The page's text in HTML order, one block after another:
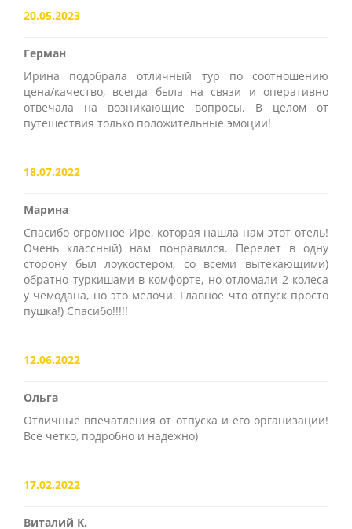
20.05.2023
Герман
Ирина подобрала отличный тур по соотношению
цена/качество, всегда была на связи и оперативно
отвечала на возникающие вопросы. В целом от
путешествия только положительные эмоции!
18.07.2022
Марина
Спасибо огромное Ире, которая нашла нам этот отель!
Очень классный) нам понравился. Перелет в одну
сторону был лоукостером, со всеми вытекающими)
обратно туркишами-в комфорте, но отломали 2 колеса
у чемодана, но это мелочи. Главное что отпуск просто
пушка!) Спасибо!!!!!
12.06.2022
Ольга
Отличные впечатления от отпуска и его организации!
Все четко, подробно и надежно)
17.02.2022
Виталий К.